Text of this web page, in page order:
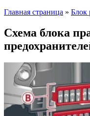
Главная страница » Блок
Схема блока